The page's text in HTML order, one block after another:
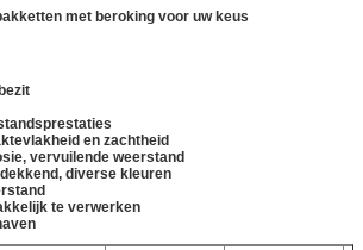
met beroking voor uw keus
en zachtheid
vervuilende weerstand
diverse kleuren
te verwerken